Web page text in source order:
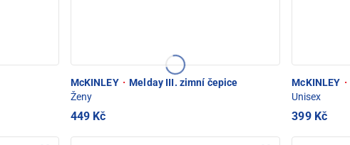
McKINLEY · Melday III. zimní čepice
Ženy
449 Kč
McKINLEY ·
Unisex
399 Kč